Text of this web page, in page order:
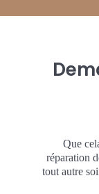
Que
réparation
tout autre